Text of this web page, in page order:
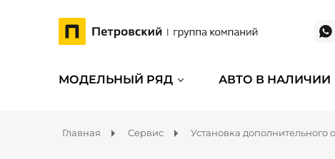
МОДЕЛЬНЫЙ РЯД АВТО В НАЛИЧИИ
Главная Сервис Установка дополнительного